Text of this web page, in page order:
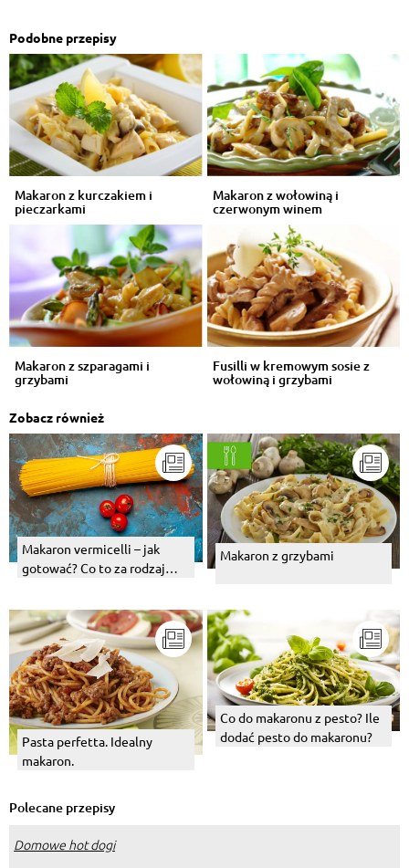
Podobne przepisy
Makaron z kurczakiem i
pieczarkami
Makaron z wołowiną i
czerwonym winem
Makaron z szparagami i
grzybami
Fusilli w kremowym sosie z
wołowiną i grzybami
Zobacz również
Makaron vermicelli – jak
gotować? Co to za rodzaj
Makaron z grzybami
Pasta perfetta. Idealny
makaron.
Co do makaronu z pesto? Ile
dodać pesto do makaronu?
Polecane przepisy
Domowe hot dogi